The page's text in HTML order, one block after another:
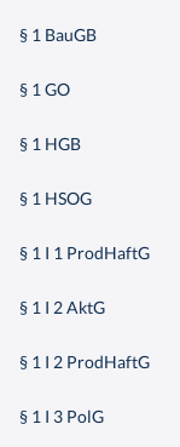
§ 1 BauGB
§ 1 GO
§ 1 HGB
§ 1 HSOG
§ 1 I 1 ProdHaftG
§ 1 I 2 AktG
§ 1 I 2 ProdHaftG
§ 1 I 3 PolG